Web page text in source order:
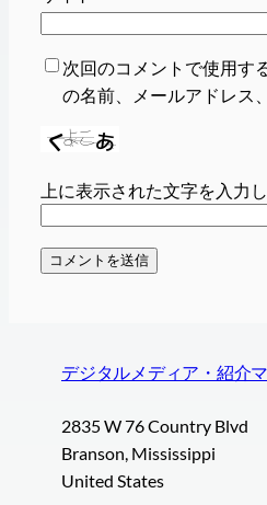
次回のコメントで使用す
の名前、メールアドレス
上に表示された文字を入力
デジタルメディア・紹介
2835 W 76 Country Blvd
Branson, Mississippi
United States